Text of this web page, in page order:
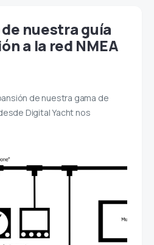
nuestra guía
a la red NMEA
de nuestra gama de
Digital Yacht nos